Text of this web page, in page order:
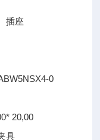
插座
0
20,00
具